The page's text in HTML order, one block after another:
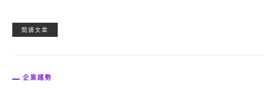
閱讀文章
企業趨勢